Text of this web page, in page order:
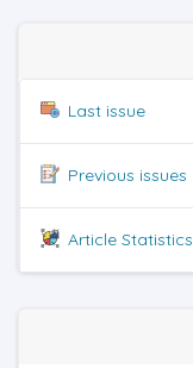
Last issue
Previous issues
Article Statistics